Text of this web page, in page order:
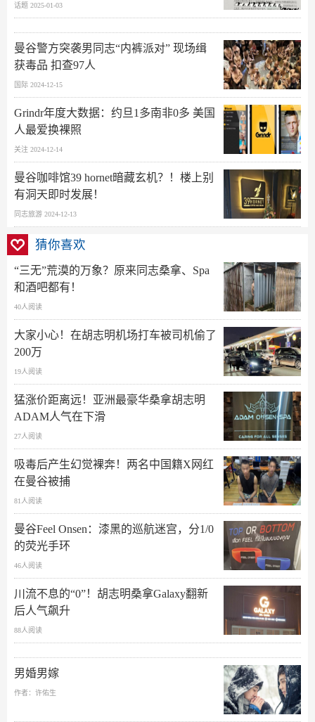
话题 2025-01-03
曼谷警方突袭男同志“内裤派对” 现场缉
获毒品 扣查97人
国际 2024-12-15
Grindr年度大数据：约旦1多南非0多 美国
人最爱换裸照
关注 2024-12-14
曼谷咖啡馆39 hornet暗藏玄机？！楼上别
有洞天即时发展！
同志旅游 2024-12-13
猜你喜欢
“三无”荒漠的万象？原来同志桑拿、Spa
和酒吧都有！
40人阅读
大家小心！在胡志明机场打车被司机偷了
200万
19人阅读
猛涨价距离远！亚洲最豪华桑拿胡志明
ADAM人气在下滑
27人阅读
吸毒后产生幻觉裸奔！两名中国籍X网红
在曼谷被捕
81人阅读
曼谷Feel Onsen：漆黑的巡航迷宫，分1/0
的荧光手环
46人阅读
川流不息的“0”！胡志明桑拿Galaxy翻新
后人气飙升
88人阅读
男婚男嫁
作者：许佑生